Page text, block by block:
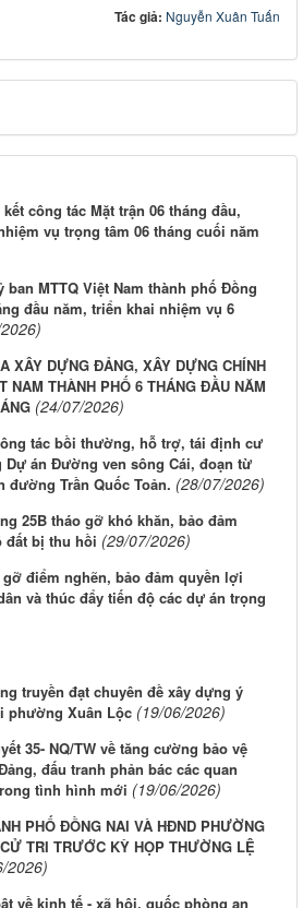
Tác giả: Nguyễn Xuân Tuấn
công tác Mặt trận 06 tháng đầu,
vụ trọng tâm 06 tháng cuối năm
ban MTTQ Việt Nam thành phố Đồng
đầu năm, triển khai nhiệm vụ 6
XÂY DỰNG ĐẢNG, XÂY DỰNG CHÍNH
NAM THÀNH PHỐ 6 THÁNG ĐẦU NĂM
(24/07/2026)
tác bồi thường, hỗ trợ, tái định cư
Dự án Đường ven sông Cái, đoạn từ
đường Trần Quốc Toản. (28/07/2026)
25B tháo gỡ khó khăn, bảo đảm
bị thu hồi (29/07/2026)
điểm nghẽn, bảo đảm quyền lợi
và thúc đẩy tiến độ các dự án trọng
truyền đạt chuyên đề xây dựng ý
phường Xuân Lộc (19/06/2026)
35- NQ/TW về tăng cường bảo vệ
đấu tranh phản bác các quan
tình hình mới (19/06/2026)
PHỐ ĐỒNG NAI VÀ HĐND PHƯỜNG
TRI TRƯỚC KỲ HỌP THƯỜNG LỆ
2026)
về kinh tế - xã hội, quốc phòng an